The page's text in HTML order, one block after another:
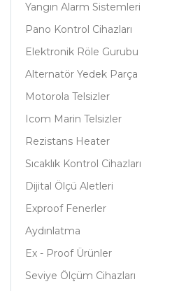
Yangın Alarm Sistemleri
Pano Kontrol Cihazları
Elektronik Röle Gurubu
Alternatör Yedek Parça
Motorola Telsizler
Icom Marin Telsizler
Rezistans Heater
Sıcaklık Kontrol Cihazları
Dijital Ölçü Aletleri
Exproof Fenerler
Aydınlatma
Ex - Proof Ürünler
Seviye Ölçüm Cihazları